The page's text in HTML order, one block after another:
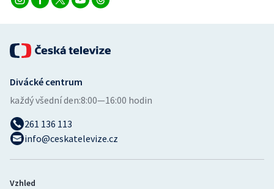
Divácké centrum
každý všední den:8:00—16:00 hodin
261 136 113
info@ceskatelevize.cz
Vzhled